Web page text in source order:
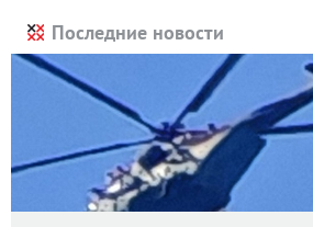
Последние новости